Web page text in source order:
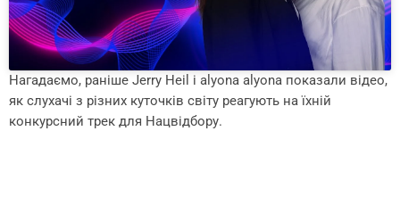
Нагадаємо, раніше Jerry Heil і alyona alyona показали відео,
як слухачі з різних куточків світу реагують на їхній
конкурсний трек для Нацвідбору.